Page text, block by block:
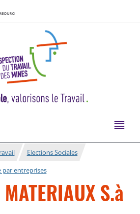
Elections Sociales
par entreprises
S.à